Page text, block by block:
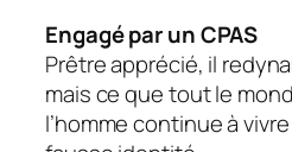
Engagé par un CPAS
Prêtre apprécié, il
mais ce que tout le
l’homme continue à